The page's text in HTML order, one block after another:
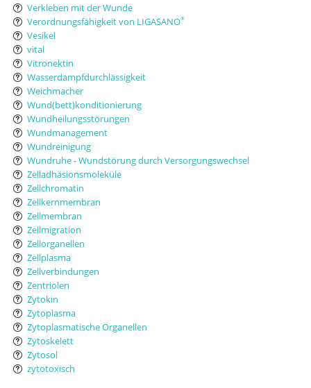
Verkleben mit der Wunde
Verordnungsfähigkeit von LIGASANO®
Vesikel
vital
Vitronektin
Wasserdampfdurchlässigkeit
Weichmacher
Wund(bett)konditionierung
Wundheilungsstörungen
Wundmanagement
Wundreinigung
Wundruhe - Wundstörung durch Versorgungswechsel
Zelladhäsionsmoleküle
Zellchromatin
Zellkernmembran
Zellmembran
Zellmigration
Zellorganellen
Zellplasma
Zellverbindungen
Zentriolen
Zytokin
Zytoplasma
Zytoplasmatische Organellen
Zytoskelett
Zytosol
zytotoxisch